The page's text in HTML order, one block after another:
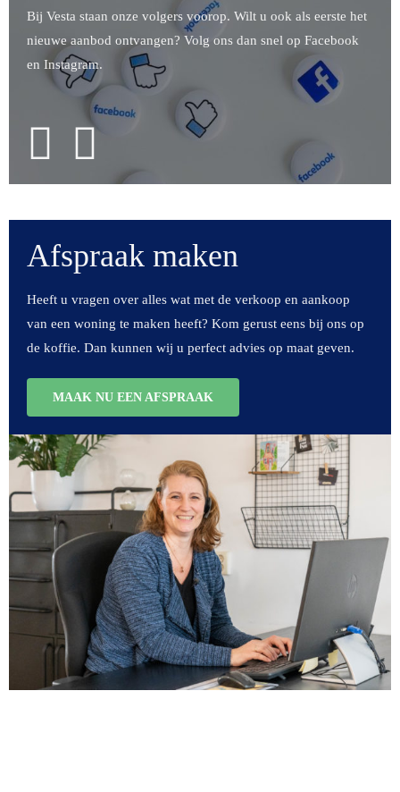
Bij Vesta staan onze volgers voorop. Wilt u ook als eerste het
nieuwe aanbod ontvangen? Volg ons dan snel op Facebook
en Instagram.
Afspraak maken
Heeft u vragen over alles wat met de verkoop en aankoop
van een woning te maken heeft? Kom gerust eens bij ons op
de koffie. Dan kunnen wij u perfect advies op maat geven.
MAAK NU EEN AFSPRAAK